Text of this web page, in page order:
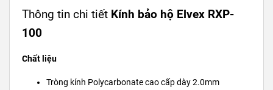
Thông tin chi tiết Kính bảo hộ Elvex RXP-
100
Chất liệu
Tròng kính Polycarbonate cao cấp dày 2.0mm